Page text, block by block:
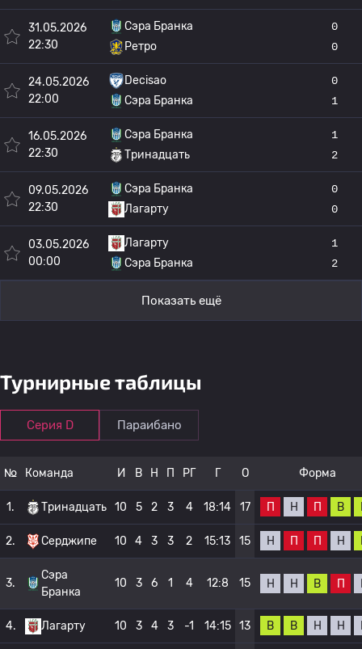
31.05.2026
22:30
Сэра Бранка
Ретро
0
0
24.05.2026
22:00
Decisao
Сэра Бранка
0
1
16.05.2026
22:30
Сэра Бранка
Тринадцать
1
2
09.05.2026
22:30
Сэра Бранка
Лагарту
0
0
03.05.2026
00:00
Лагарту
Сэра Бранка
1
2
Показать ещё
Турнирные таблицы
Серия D Параибано
№ Команда И В Н П РГ Г О Форма
1. Тринадцать 10 5 2 3 4 18:14 17 П Н П В
2. Серджипе 10 4 3 3 2 15:13 15 Н П П Н
3.
Сэра
Бранка
10 3 6 1 4 12:8 15 Н Н В П
4. Лагарту 10 3 4 3 -1 14:15 13 В В Н Н